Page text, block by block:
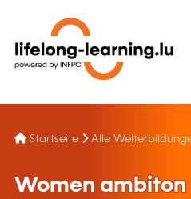
Startseite Alle
Women